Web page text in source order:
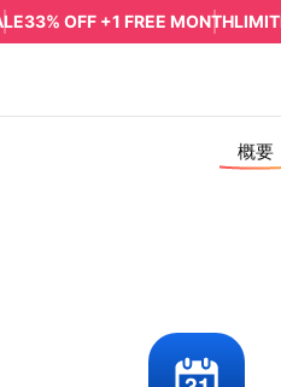
33% OFF +1 FREE MONTH
概要